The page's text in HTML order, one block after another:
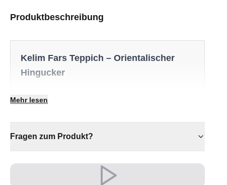
Produktbeschreibung
Kelim Fars Teppich – Orientalischer
Hingucker
✔ Eine bleibende Investition für Ihr Zuhause
✔ Ein markantes Dekostück
mühelos in moderne wie klassische
Mehr lesen
Fragen zum Produkt?